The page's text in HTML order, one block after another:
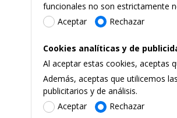
funcionales no son estrictamente
Aceptar
Rechazar
Cookies analíticas y de
Al aceptar estas cookies, aceptas
Además, aceptas que utilicemos
publicitarios y de análisis.
Aceptar
Rechazar